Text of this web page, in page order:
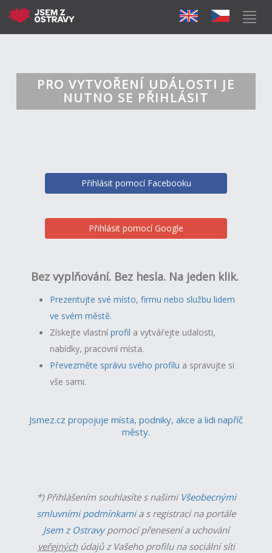
PRO VYTVOŘENÍ UDÁLOSTI JE
NUTNO SE PŘIHLÁSIT
Přihlásit pomocí Facebooku
Přihlásit pomocí Google
Bez vyplňování. Bez hesla. Na jeden klik.
Prezentujte své místo, firmu nebo službu lidem
ve svém městě.
Získejte vlastníprofil a vytvářejte udalosti,
nabídky, pracovní místa.
Převezměte správu svého profilu a spravujte si
vše sami.
Jsmez.cz propojuje místa, podniky, akce a lidi napříč
městy.
*) Přihlášením souhlasíte s našimi Všeobecnými
smluvními podmínkamia s registrací na portále
Jsem z Ostravypomocí přenesení a uchování
veřejnýchúdajů z Vašeho profilu na sociální síti